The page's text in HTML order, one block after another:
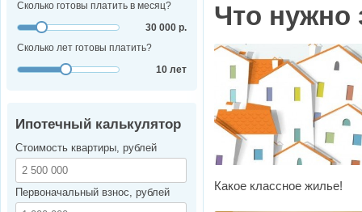
Что нужно
Какое классное жилье!
Сколько готовы платить в месяц?
30 000 р.
Сколько лет готовы платить?
10 лет
Ипотечный калькулятор
Стоимость квартиры, рублей
Первоначальный взнос, рублей